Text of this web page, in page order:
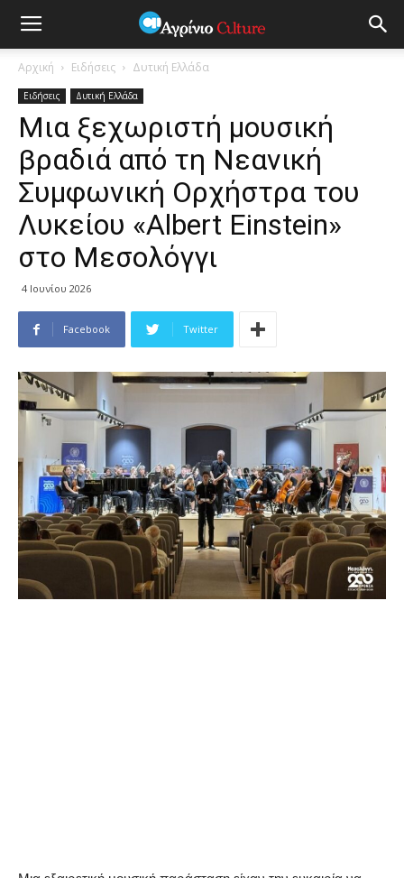
Αρχική Ειδήσεις Δυτική Ελλάδα
Ειδήσεις Δυτική Ελλάδα
Μια ξεχωριστή μουσική
βραδιά από τη Νεανική
Συμφωνική Ορχήστρα του
Λυκείου «Albert Einstein»
στο Μεσολόγγι
4 Ιουνίου 2026
Facebook Twitter